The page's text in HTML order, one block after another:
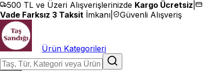
İçeriğe geç
500 TL ve Üzeri Alışverişlerinizde Kargo Ücretsiz
Vade Farksız 3 Taksit İmkanı Güvenli Alışveriş
Ürün Kategorileri